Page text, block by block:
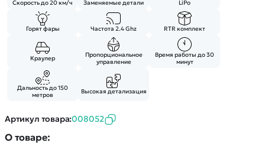
Скорость до 20 км/ч Заменяемые детали LiPo
Горят фары Частота 2.4 Ghz RTR комплект
Краулер
Пропорциональное
управление
Время работы до 30
минут
Дальность до 150
метров
Высокая детализация
Артикул товара:008052
О товаре: